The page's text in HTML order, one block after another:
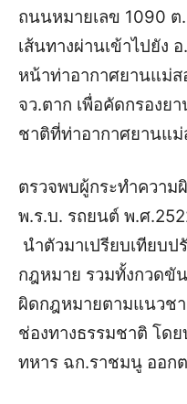
ถนนหมายเลข 1090
เส้นทางผ่านเข้าไปยัง
หน้าท่าอากาศยานแม่
จว.ตาก เพื่อคัดกรองย
ชาติที่ท่าอากาศยานแม่
ตรวจพบผู้กระทำความ
พ.ร.บ. รถยนต์ พ.ศ
นำตัวมาเปรียบเทียบ
กฎหมาย รวมทั้งกวดขั
ผิดกฎหมายตามแนวช
ช่องทางธรรมชาติ โด
ทหาร ฉก.ราชมนู ออก